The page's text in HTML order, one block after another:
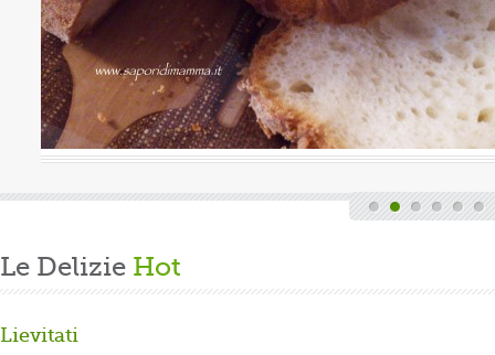
quindi finita la fatica del lavoro settimanale
di casa, mi dedico alla mia grande passione.
un panbrioche salutare per la ...
Le Delizie Hot
Lievitati